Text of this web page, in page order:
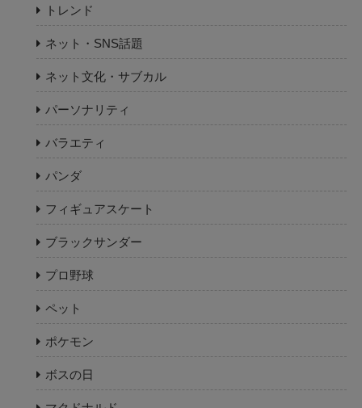
トレンド
ネット・SNS話題
ネット文化・サブカル
パーソナリティ
バラエティ
パンダ
フィギュアスケート
ブラックサンダー
プロ野球
ペット
ポケモン
ボスの日